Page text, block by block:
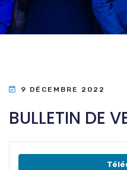
9 DÉCEMBRE 2022
BULLETIN DE